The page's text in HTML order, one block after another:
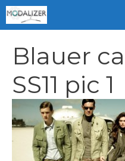
Vai
al
Blauer
SS11 pic 1